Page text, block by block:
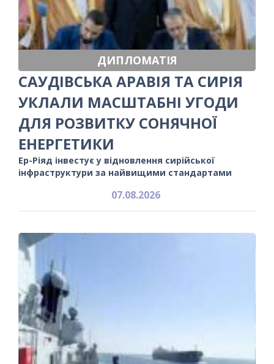
ДИПЛОМАТІЯ
САУДІВСЬКА АРАВІЯ ТА СИРІЯ
УКЛАЛИ МАСШТАБНІ УГОДИ
ДЛЯ РОЗВИТКУ СОНЯЧНОЇ
ЕНЕРГЕТИКИ
Ер-Ріяд інвестує у відновлення сирійської
інфраструктури за найвищими стандартами
07.08.2026